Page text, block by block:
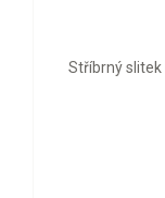
Stříbrný slitek